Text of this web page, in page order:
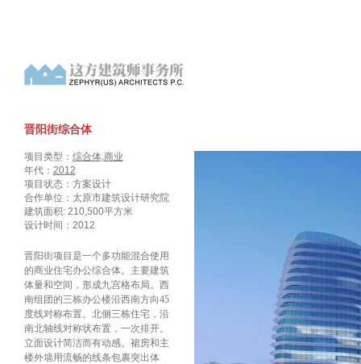
晋阳街综合体
项目类型： 综合体,商业
年代： 2012
项目状态：方案设计
合作单位：太原市建筑设计研究院
建筑面积: 210,500平方米
设计时间：2012
晋阳街项目是一个多功能混合使用
的商业住宅办公综合体。主要建筑
体量和空间，形成九宫格布局。西
南组团的三栋办公楼沿西南方向45
度线对称布置。北侧三栋住宅，沿
南北轴线对称状布置，一次排开。
立面设计简洁而有动感。裙房和主
楼外墙用流畅的线条包裹突出体